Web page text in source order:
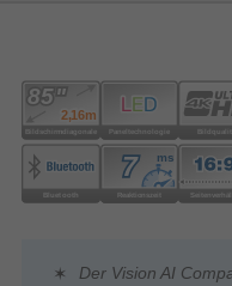
Der Vision AI